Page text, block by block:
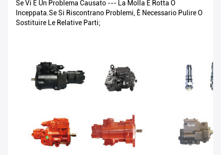
Se Vi È Un Problema Causato --- La Molla È Rotta O
Inceppata.Se Si Riscontrano Problemi, È Necessario Pulire O
Sostituire Le Relative Parti;